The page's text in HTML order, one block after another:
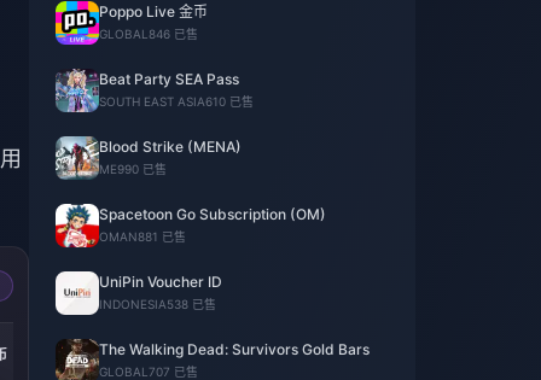
252000 金币 430000 金币 870000 金币
Poppo Live 金币
GLOBAL 846 已售
Beat Party SEA Pass
SOUTH EAST ASIA610 已售
Blood Strike (MENA)
ME990 已售
Spacetoon Go Subscription (OM)
OMAN881 已售
UniPin Voucher ID
INDONESIA538 已售
The Walking Dead: Survivors Gold Bars
GLOBAL 707 已售